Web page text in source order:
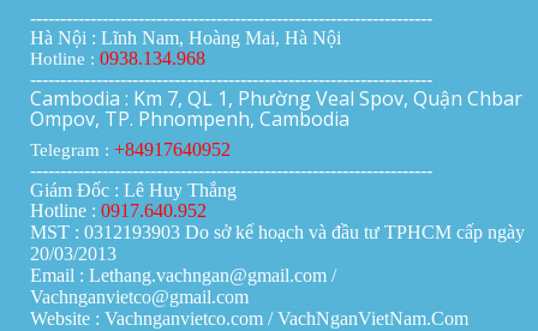
-------------------------------------------------------------------
Hà Nội : Lĩnh Nam, Hoàng Mai, Hà Nội
Hotline : 0938.134.968
-------------------------------------------------------------------
Cambodia : Km 7, QL 1, Phường Veal Spov, Quận Chbar
Ompov, TP. Phnompenh, Cambodia
Telegram : +84917640952
-------------------------------------------------------------------
Giám Đốc : Lê Huy Thắng
Hotline : 0917.640.952
MST : 0312193903 Do sở kế hoạch và đầu tư TPHCM cấp ngày
20/03/2013
Email : Lethang.vachngan@gmail.com /
Vachnganvietco@gmail.com
Website : Vachnganvietco.com /VachNganVietNam.Com